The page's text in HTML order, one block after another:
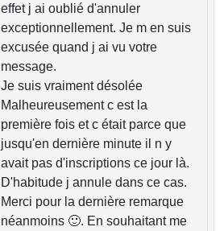
effet j ai oublié d'annuler
exceptionnellement. Je m en suis
excusée quand j ai vu votre
message.
Je suis vraiment désolée
Malheureusement c est la
première fois et c était parce que
jusqu'en dernière minute il n y
avait pas d'inscriptions ce jour là.
D'habitude j annule dans ce cas.
Merci pour la dernière remarque
néanmoins 🙂. En souhaitant me